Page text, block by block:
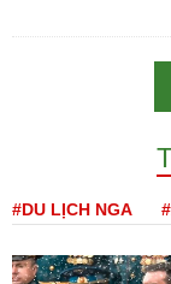
#DU LỊCH NGA